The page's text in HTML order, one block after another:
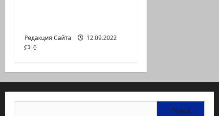
Редакция Сайта
12.09.2022
0